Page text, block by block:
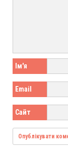
Ім'я
Email
Сайт